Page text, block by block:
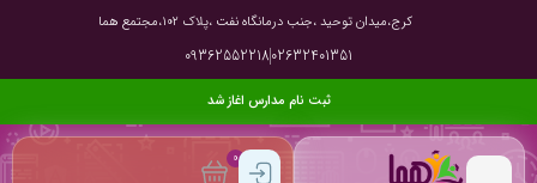
کرج،میدان توحید ،جنب درمانگاه نفت ،پلاک ۱۰۲،مجتمع هما
02632401351
09362552218
ثبت نام مدارس اغاز شد
0